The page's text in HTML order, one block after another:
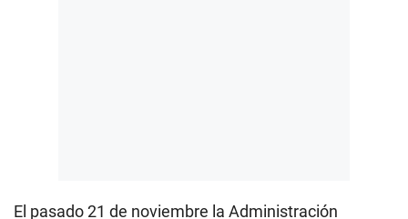
El pasado 21 de noviembre la Administración